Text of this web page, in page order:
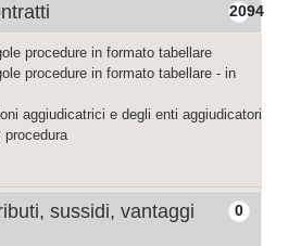
2094
procedure in formato tabellare
procedure in formato tabellare - in
aggiudicatrici e degli enti aggiudicatori
procedura
0
sussidi, vantaggi